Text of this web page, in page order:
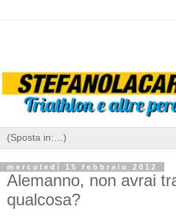
mercoledì 15 febbraio 2012
Alemanno, non avrai
qualcosa?